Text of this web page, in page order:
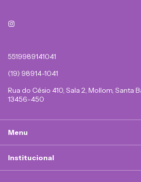
5519989141041
(19) 98914-1041
Rua do Césio 410, Sala 2, Mollom, Santa
13456-450
Menu
Institucional